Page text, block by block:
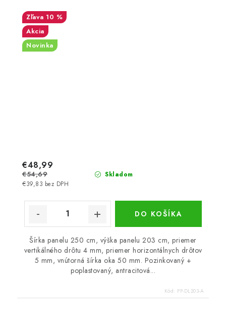
10 %
Akcia
Novinka
Skladom
€39,83 bez DPH
€48,99
€54,69
DO KOŠÍKA
Šírka panelu 250 cm, výška panelu 203 cm, priemer
vertikálného drôtu 4 mm, priemer horizontálnych drôtov
5 mm, vnútorná šírka oka 50 mm. Pozinkovaný +
poplastovaný, antracitová...
Kód: PP-DL203-A